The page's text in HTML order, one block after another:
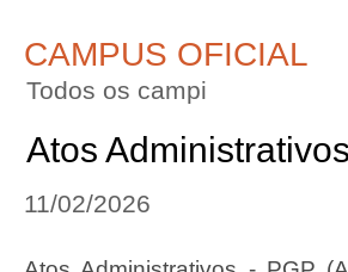
CAMPUS OFICIAL
Todos os campi
Atos
11/02/2026